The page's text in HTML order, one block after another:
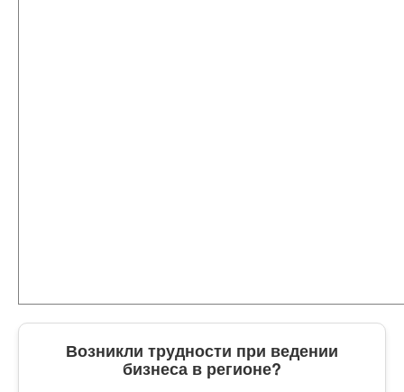
Возникли трудности при ведении
бизнеса в регионе?